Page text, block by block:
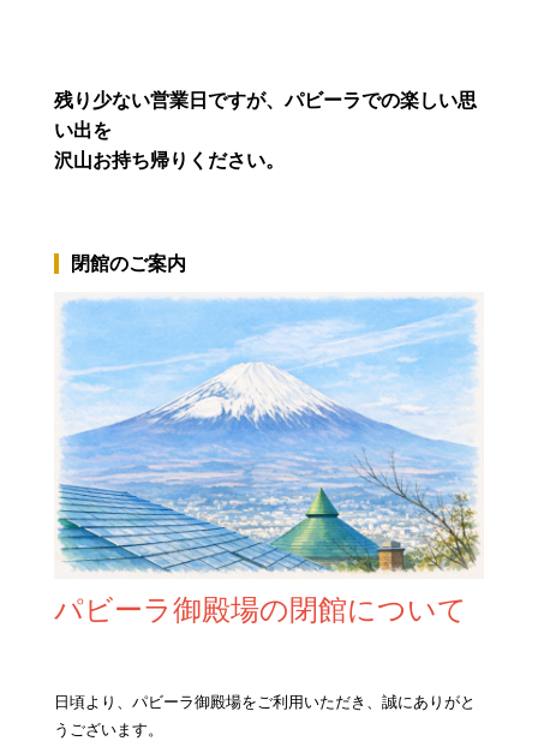
残り少ない営業日ですが、パビーラでの楽しい思
い出を
沢山お持ち帰りください。
閉館のご案内
パビーラ御殿場の閉館について
日頃より、パビーラ御殿場をご利用いただき、誠にありがと
うございます。